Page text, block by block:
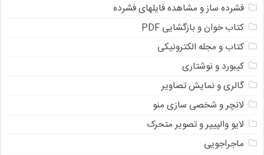
فشرده ساز و مشاهده فایلهای فشرده
کتاب خوان و بازگشایی PDF
کتاب و مجله الکترونیکی
کیبورد و نوشتاری
گالری و نمایش تصاویر
لانچر و شخصی سازی منو
لایو والپیپر و تصویر متحرک
ماجراجویی